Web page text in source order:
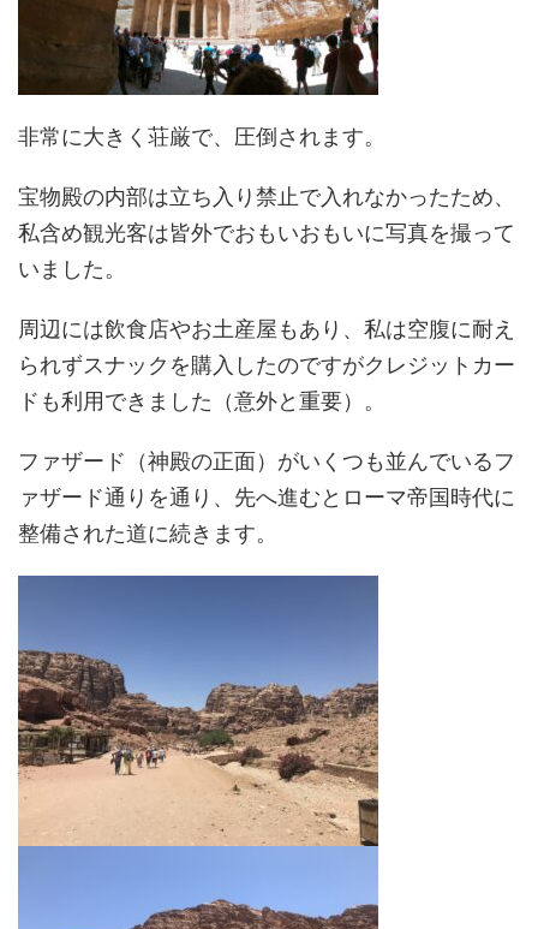
非常に大きく荘厳で、圧倒されます。
宝物殿の内部は立ち入り禁止で入れなかったため、
私含め観光客は皆外でおもいおもいに写真を撮って
いました。
周辺には飲食店やお土産屋もあり、私は空腹に耐え
られずスナックを購入したのですがクレジットカー
ドも利用できました（意外と重要）。
ファザード（神殿の正面）がいくつも並んでいるフ
ァザード通りを通り、先へ進むとローマ帝国時代に
整備された道に続きます。